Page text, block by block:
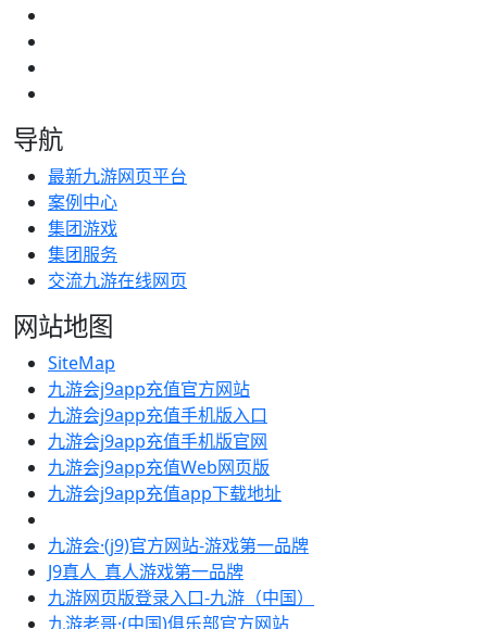
导航
最新九游网页平台
案例中心
集团游戏
集团服务
交流九游在线网页
网站地图
SiteMap
九游会j9app充值官方网站
九游会j9app充值手机版入口
九游会j9app充值手机版官网
九游会j9app充值Web网页版
九游会j9app充值app下载地址
九游会·(j9)官方网站-游戏第一品牌
J9真人_真人游戏第一品牌
九游网页版登录入口-九游（中国）
九游老哥·(中国)俱乐部官方网站